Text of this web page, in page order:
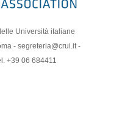
Università italiane
- segreteria@crui.it -
+39 06 684411